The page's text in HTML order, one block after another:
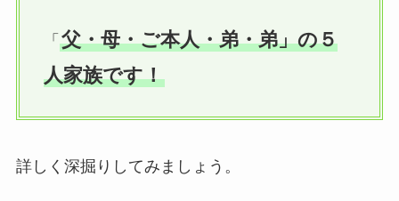
「 父・母・ご本人・弟・弟」の５
人家族です！
詳しく深掘りしてみましょう。